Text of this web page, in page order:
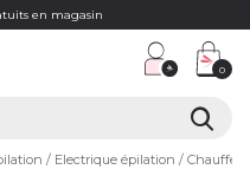
en magasin
0
Electrique épilation Chauffe